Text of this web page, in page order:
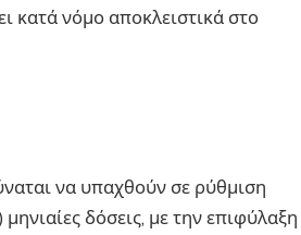
κατά νόμο αποκλειστικά στο
να υπαχθούν σε ρύθμιση
δόσεις, με την επιφύλαξη